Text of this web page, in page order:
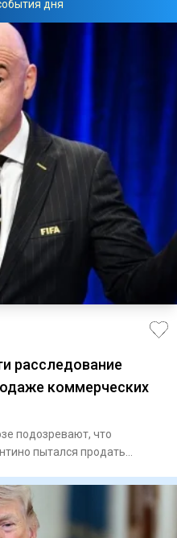
дня
расследование
коммерческих
подозревают, что
пытался продать